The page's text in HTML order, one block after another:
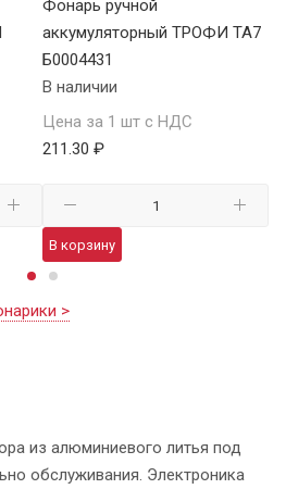
Фонарь ручной
аккумуляторный ТРОФИ TA7
Б0004431
В наличии
Цена за 1 шт с НДС
211.30 ₽
В корзину
>
из алюминиевого литья под
обслуживания. Электроника